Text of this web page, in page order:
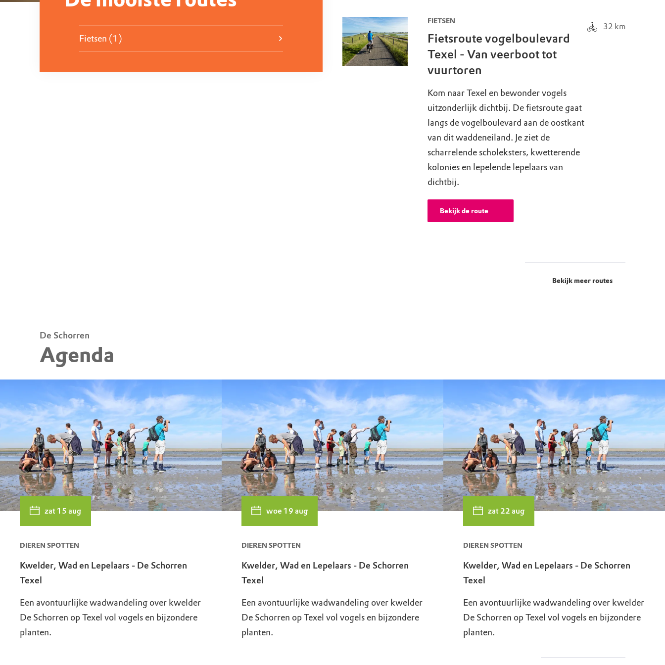
Fietsen (1)
FIETSEN
Fietsroute vogelboulevard
Texel - Van veerboot tot
vuurtoren
Kom naar Texel en bewonder vogels
uitzonderlijk dichtbij. De fietsroute gaat
langs de vogelboulevard aan de oostkant
van dit waddeneiland. Je ziet de
scharrelende scholeksters, kwetterende
kolonies en lepelende lepelaars van
dichtbij.
Bekijk de route
32 km
Bekijk meer routes
De Schorren
Agenda
zat 15 aug
DIEREN SPOTTEN
Kwelder, Wad en Lepelaars - De Schorren
Texel
Een avontuurlijke wadwandeling over kwelder
De Schorren op Texel vol vogels en bijzondere
planten.
woe 19 aug
DIEREN SPOTTEN
Kwelder, Wad en Lepelaars - De Schorren
Texel
Een avontuurlijke wadwandeling over kwelder
De Schorren op Texel vol vogels en bijzondere
planten.
zat 22 aug
DIEREN SPOTTEN
Kwelder, Wad en Lepelaars - De Schorren
Texel
Een avontuurlijke wadwandeling over kwelder
De Schorren op Texel vol vogels en bijzondere
planten.